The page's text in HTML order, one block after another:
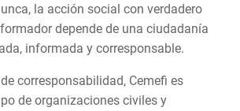
la acción social con verdadero
depende de una ciudadanía
informada y corresponsable.
corresponsabilidad, Cemefi es
de organizaciones civiles y